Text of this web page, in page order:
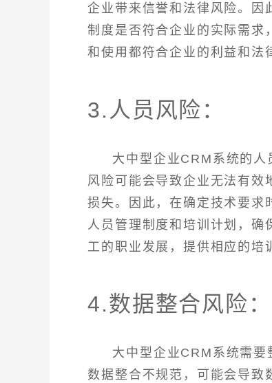
企业带来信誉和法律风险。因
制度是否符合企业的实际需求
和使用都符合企业的利益和法
3.人员风险：
大中型企业CRM系统的
风险可能会导致企业无法有效
损失。因此，在确定技术要求
人员管理制度和培训计划，确
工的职业发展，提供相应的培
4.数据整合风险：
大中型企业CRM系统需
数据整合不规范，可能会导致